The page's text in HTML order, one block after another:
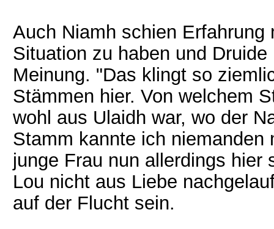
Auch Niamh schien
Situation zu haben und
Meinung. "Das klingt so
Stämmen hier. Von welchem
wohl aus Ulaidh war, wo der
Stamm kannte ich niemanden
junge Frau nun allerdings
Lou nicht aus Liebe
auf der Flucht sein.